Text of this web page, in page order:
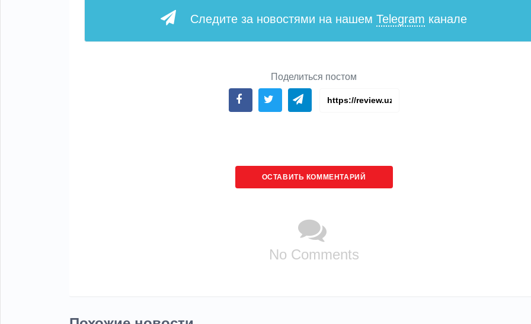
Следите за новостями на нашем Telegram канале
Поделиться постом
ОСТАВИТЬ КОММЕНТАРИЙ
No Comments